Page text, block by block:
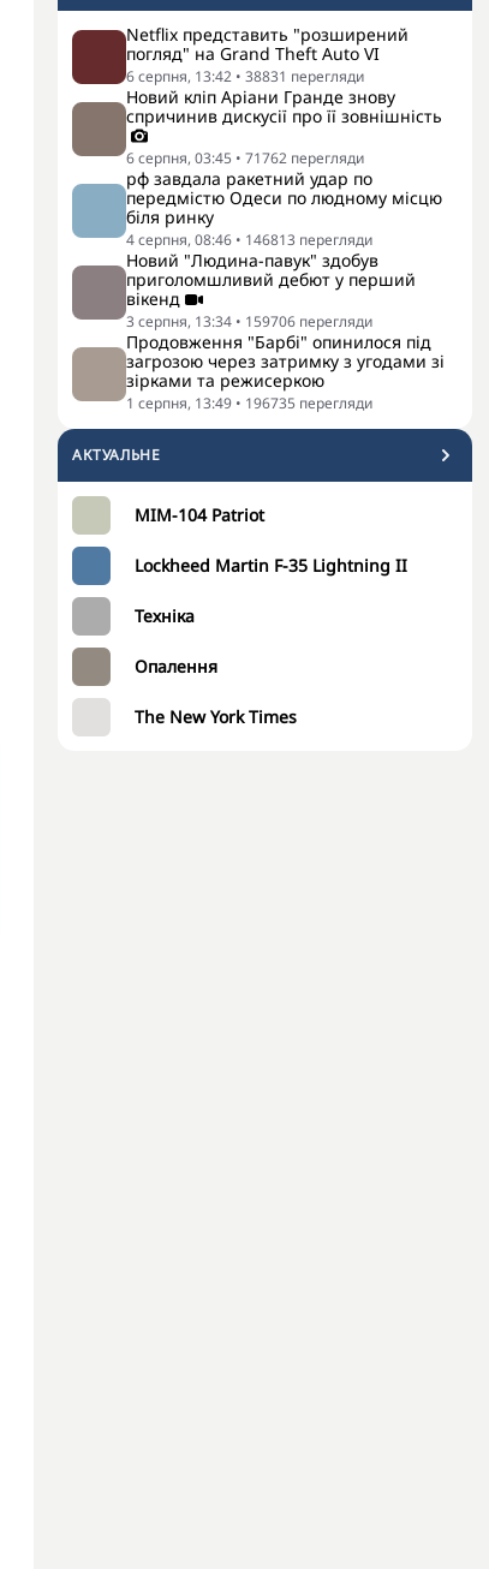
Netflix представить "розширений
погляд" на Grand Theft Auto VI
6 серпня, 13:42 • 38831 перегляди
Новий кліп Аріани Гранде знову
спричинив дискусії про її зовнішність
6 серпня, 03:45 • 71762 перегляди
рф завдала ракетний удар по
передмістю Одеси по людному місцю
біля ринку
4 серпня, 08:46 • 146813 перегляди
Новий "Людина-павук" здобув
приголомшливий дебют у перший
вікенд
3 серпня, 13:34 • 159706 перегляди
Продовження "Барбі" опинилося під
загрозою через затримку з угодами зі
зірками та режисеркою
1 серпня, 13:49 • 196735 перегляди
АКТУАЛЬНЕ
MIM-104 Patriot
Lockheed Martin F-35 Lightning II
Техніка
Опалення
The New York Times